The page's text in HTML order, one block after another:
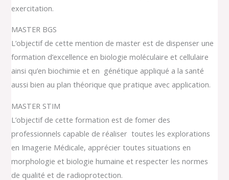
exercitation.
MASTER BGS
L’objectif de cette mention de master est de dispenser une
formation d’excellence en biologie moléculaire et cellulaire
ainsi qu’en biochimie et en génétique appliqué a la santé
aussi bien au plan théorique que pratique avec application.
MASTER STIM
L’objectif de cette formation est de fomer des
professionnels capable de réaliser toutes les explorations
en Imagerie Médicale, apprécier toutes situations en
morphologie et biologie humaine et respecter les normes
de qualité et de radioprotection.